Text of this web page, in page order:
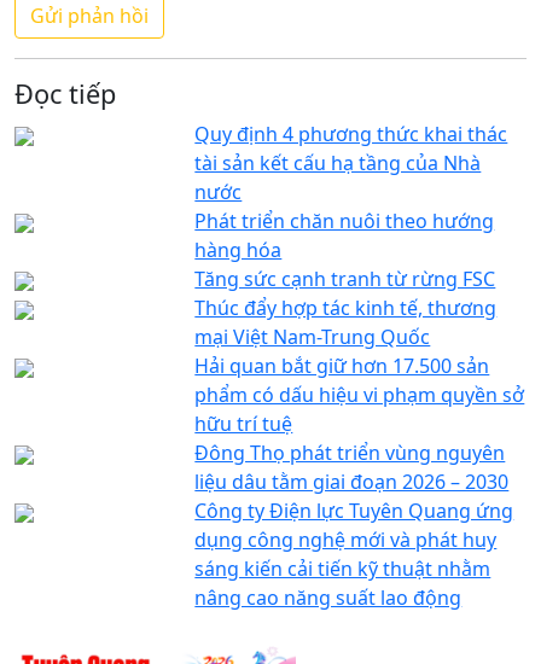
Đọc tiếp
Quy định 4 phương thức khai thác
tài sản kết cấu hạ tầng của Nhà
nước
Phát triển chăn nuôi theo hướng
hàng hóa
Tăng sức cạnh tranh từ rừng FSC
Thúc đẩy hợp tác kinh tế, thương
mại Việt Nam-Trung Quốc
Hải quan bắt giữ hơn 17.500 sản
phẩm có dấu hiệu vi phạm quyền sở
hữu trí tuệ
Đông Thọ phát triển vùng nguyên
liệu dâu tằm giai đoạn 2026 – 2030
Công ty Điện lực Tuyên Quang ứng
dụng công nghệ mới và phát huy
sáng kiến cải tiến kỹ thuật nhằm
nâng cao năng suất lao động